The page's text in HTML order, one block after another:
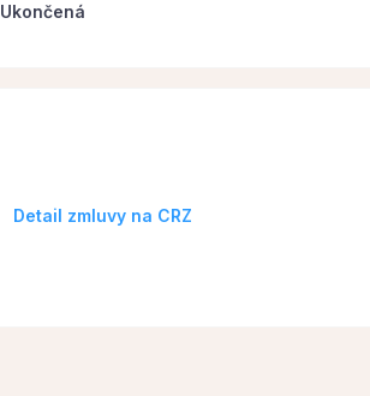
Ukončená
Detail zmluvy na CRZ